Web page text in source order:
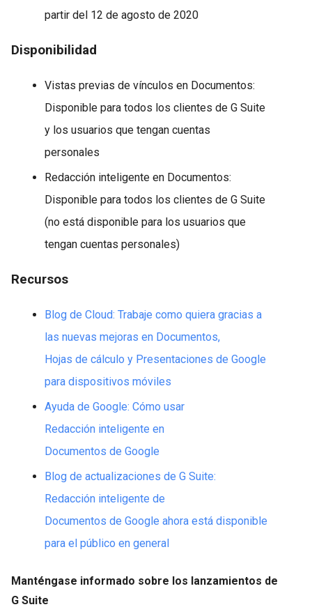
partir del 12 de agosto de 2020
Disponibilidad
Vistas previas de vínculos en Documentos:
Disponible para todos los clientes de G Suite
y los usuarios que tengan cuentas
personales
Redacción inteligente en Documentos:
Disponible para todos los clientes de G Suite
(no está disponible para los usuarios que
tengan cuentas personales)
Recursos
Blog de Cloud: Trabaje como quiera gracias a
las nuevas mejoras en Documentos,
Hojas de cálculo y Presentaciones de Google
para dispositivos móviles
Ayuda de Google: Cómo usar
Redacción inteligente en
Documentos de Google
Blog de actualizaciones de G Suite:
Redacción inteligente de
Documentos de Google ahora está disponible
para el público en general
Manténgase informado sobre los lanzamientos de
G Suite